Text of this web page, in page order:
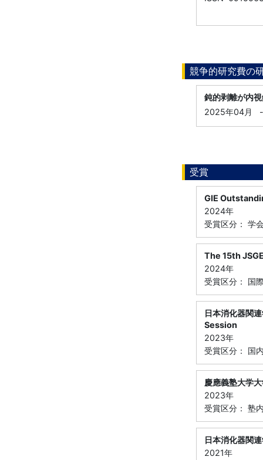
競争的研究費の
鈍的剥離が内
2025年04月
-
受賞
GIE
2024年
受賞区分： 学
The 15th
2024年
受賞区分： 国
日本消化器関
Session
2023年
受賞区分： 国
慶應義塾大学
2023年
受賞区分： 塾
日本消化器関
2021年